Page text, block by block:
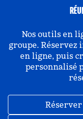
Nos outils en
groupe. Réservez
en ligne, puis
personnalisé